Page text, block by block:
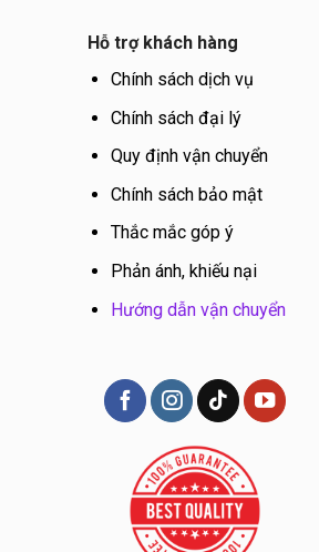
Hỗ trợ khách hàng
Chính sách dịch vụ
Chính sách đại lý
Quy định vận chuyển
Chính sách bảo mật
Thắc mắc góp ý
Phản ánh, khiếu nại
Hướng dẫn vận chuyển